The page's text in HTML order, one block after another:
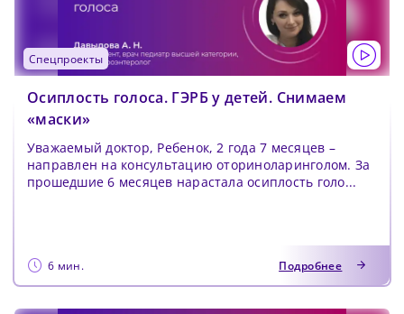
спецпроекты
Осиплость голоса. ГЭРБ у детей. Снимаем
«маски»
Уважаемый доктор, Ребенок, 2 года 7 месяцев –
направлен на консультацию оториноларинголом. За
прошедшие 6 месяцев нарастала осиплость голо...
6 мин. Подробнее